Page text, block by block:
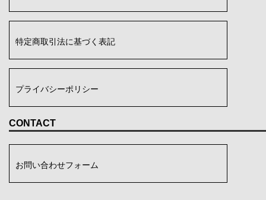
特定商取引法に基づく表記
プライバシーポリシー
CONTACT
お問い合わせフォーム